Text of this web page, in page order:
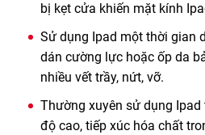
bị kẹt cửa khiến mặt kính
Sử dụng Ipad một thời gian
dán cường lực hoặc ốp da
nhiều vết trầy, nứt, vỡ.
Thường xuyên sử dụng
độ cao, tiếp xúc hóa chất